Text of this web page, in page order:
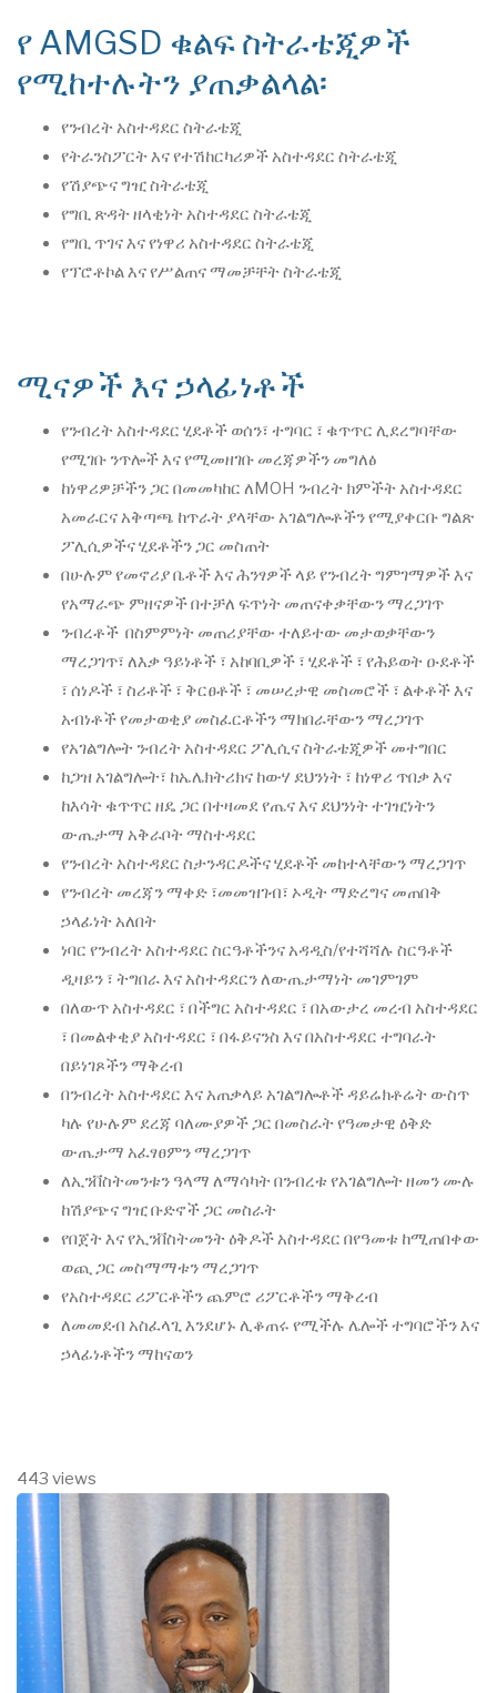
የ AMGSD ቁልፍ ስትራቴጂዎች
የሚከተሉትን ያጠቃልላል፡
የንብረት አስተዳደር ስትራቴጂ
የትራንስፖርት እና የተሽከርካሪዎች አስተዳደር ስትራቴጂ
የሽያጭና ግዢ ስትራቴጂ
የግቢ ጽዳት ዘላቂነት አስተዳደር ስትራቴጂ
የግቢ ጥገና እና የነዋሪ አስተዳደር ስትራቴጂ
የፕሮቶኮል እና የሥልጠና ማመቻቸት ስትራቴጂ
ሚናዎች እና ኃላፊነቶች
የንብረት አስተዳደር ሂደቶች ወሰን፣ ተግባር ፣ ቁጥጥር ሊደረግባቸው
የሚገቡ ንጥሎች እና የሚመዘገቡ መረጃዎችን መግለፅ
ከነዋሪዎቻችን ጋር በመመካከር ለMOH ንብረት ክምችት አስተዳደር
አመራርና አቅጣጫ ከጥራት ያላቸው አገልግሎቶችን የሚያቀርቡ ግልጽ
ፖሊሲዎችና ሂደቶችን ጋር መስጠት
በሁሉም የመኖሪያ ቤቶች እና ሕንፃዎች ላይ የንብረት ግምገማዎች እና
የአማራጭ ምዘናዎች በተቻለ ፍጥነት መጠናቀቃቸውን ማረጋገጥ
ንብረቶች በስምምነት መጠሪያቸው ተለይተው መታወቃቸውን
ማረጋገጥ፣ ለእቃ ዓይነቶች ፣ አከባቢዎች ፣ ሂደቶች ፣ የሕይወት ዑደቶች
፣ ሰነዶች ፣ ስሪቶች ፣ ቅርፀቶች ፣ መሠረታዊ መስመሮች ፣ ልቀቶች እና
አብነቶች የመታወቂያ መስፈርቶችን ማክበራቸውን ማረጋገጥ
የአገልግሎት ንብረት አስተዳደር ፖሊሲና ስትራቴጂዎች መተግበር
ከጋዝ አገልግሎት፣ ከኤሌክትሪክና ከውሃ ደህንነት ፣ ከነዋሪ ጥበቃ እና
ከእሳት ቁጥጥር ዘዴ ጋር በተዛመደ የጤና እና ደህንነት ተገዢነትን
ውጤታማ አቅራቦት ማስተዳደር
የንብረት አስተዳደር ስታንዳርዶችና ሂደቶች መከተላቸውን ማረጋገጥ
የንብረት መረጃን ማቀድ ፣መመዝገብ፣ ኦዲት ማድረግና መጠበቅ
ኃላፊነት አለበት
ነባር የንብረት አስተዳደር ስርዓቶችንና አዳዲስ/የተሻሻሉ ስርዓቶች
ዲዛይን ፣ ትግበራ እና አስተዳደርን ለውጤታማነት መገምገም
በለውጥ አስተዳደር ፣ በችግር አስተዳደር ፣ በአውታረ መረብ አስተዳደር
፣ በመልቀቂያ አስተዳደር ፣ በፋይናንስ እና በአስተዳደር ተግባራት
በይነገጾችን ማቅረብ
በንብረት አስተዳደር እና አጠቃላይ አገልግሎቶች ዳይሬክቶሬት ውስጥ
ካሉ የሁሉም ደረጃ ባለሙያዎች ጋር በመስራት የዓመታዊ ዕቅድ
ውጤታማ አፈፃፀምን ማረጋገጥ
ለኢንቨስትመንቱን ዓላማ ለማሳካት በንብረቱ የአገልግሎት ዘመን ሙሉ
ከሽያጭና ግዢ ቡድኖች ጋር መስራት
የበጀት እና የኢንቨስትመንት ዕቅዶች አስተዳደር በየዓመቱ ከሚጠበቀው
ወጪ ጋር መስማማቱን ማረጋገጥ
የአስተዳደር ሪፖርቶችን ጨምሮ ሪፖርቶችን ማቅረብ
ለመመደብ አስፈላጊ እንደሆኑ ሊቆጠሩ የሚችሉ ሌሎች ተግባሮችን እና
ኃላፊነቶችን ማከናወን
443 views